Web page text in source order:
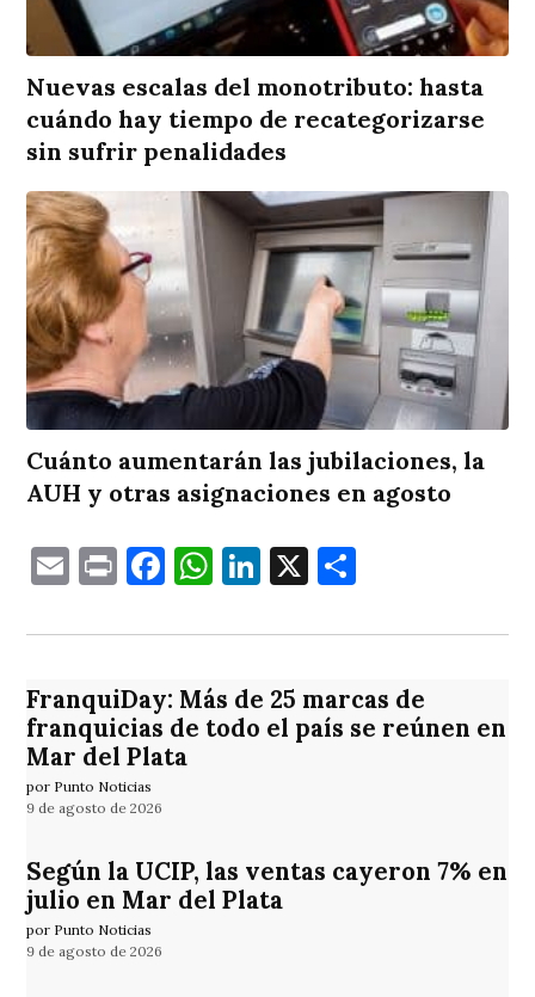
Nuevas escalas del monotributo: hasta
cuándo hay tiempo de recategorizarse
sin sufrir penalidades
Cuánto aumentarán las jubilaciones, la
AUH y otras asignaciones en agosto
EmailPrintFacebook
WhatsApp
LinkedIn
X
FranquiDay: Más de 25 marcas de
franquicias de todo el país se reúnen en
Mar del Plata
por Punto Noticias
9 de agosto de 2026
Según la UCIP, las ventas cayeron 7% en
julio en Mar del Plata
por Punto Noticias
9 de agosto de 2026